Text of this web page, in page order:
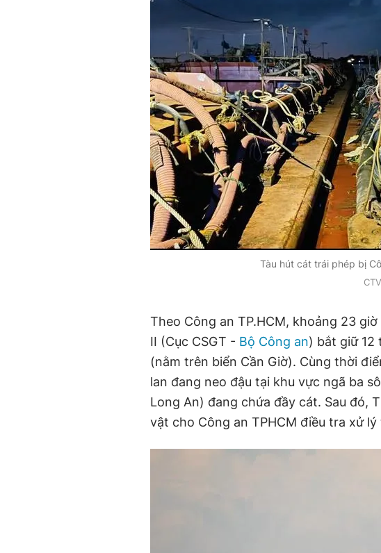
Tàu hút cát trái phép bị
CTV
Theo Công an TP.HCM, khoảng 23
II (Cục CSGT - Bộ Công an) bắt giữ 12
(nằm trên biển Cần Giờ). Cùng thời
lan đang neo đậu tại khu vực ngã ba
Long An) đang chứa đầy cát. Sau đó,
vật cho Công an TPHCM điều tra xử